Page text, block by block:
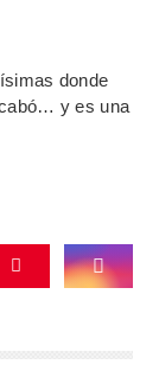
donde
y es una